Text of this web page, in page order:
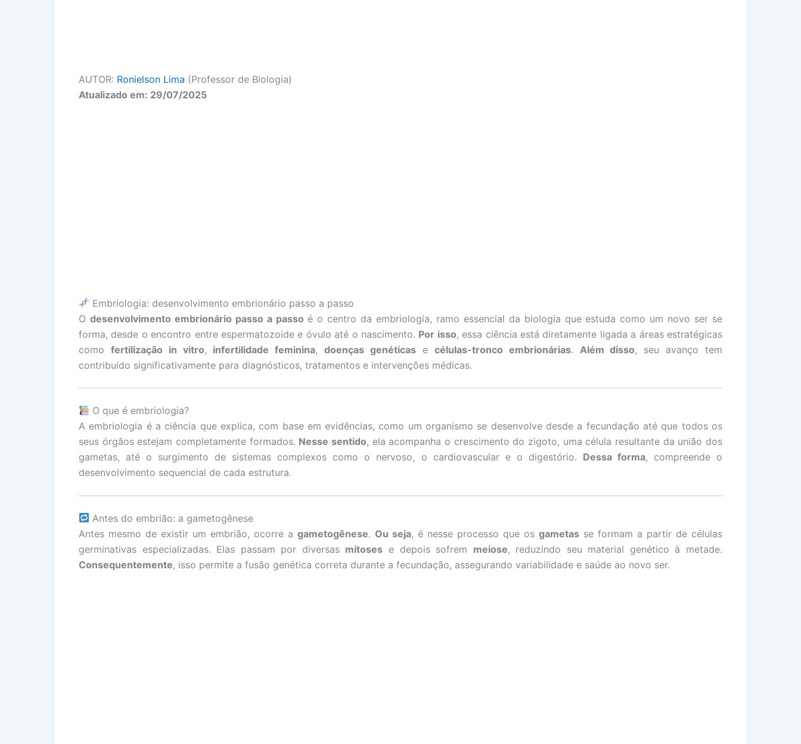
AUTOR: Ronielson Lima (Professor de Biologia)
Atualizado em: 29/07/2025
Embriologia: desenvolvimento embrionário passo a passo
O desenvolvimento embrionário passo a passo é o centro da embriologia, ramo essencial da biologia que estuda como um novo ser se
forma, desde o encontro entre espermatozoide e óvulo até o nascimento. Por isso, essa ciência está diretamente ligada a áreas estratégicas
como fertilização in vitro, infertilidade feminina,doenças genéticas e células-tronco embrionárias. Além disso, seu avanço tem
contribuído significativamente para diagnósticos, tratamentos e intervenções médicas.
O que é embriologia?
A embriologia é a ciência que explica, com base em evidências, como um organismo se desenvolve desde a fecundação até que todos os
seus órgãos estejam completamente formados. Nesse sentido, ela acompanha o crescimento do zigoto, uma célula resultante da união dos
gametas, até o surgimento de sistemas complexos como o nervoso, o cardiovascular e o digestório. Dessa forma, compreende o
desenvolvimento sequencial de cada estrutura.
Antes do embrião: a gametogênese
Antes mesmo de existir um embrião, ocorre a gametogênese. Ou seja, é nesse processo que os gametas se formam a partir de células
germinativas especializadas. Elas passam por diversas mitoses e depois sofrem meiose, reduzindo seu material genético à metade.
Consequentemente, isso permite a fusão genética correta durante a fecundação, assegurando variabilidade e saúde ao novo ser.